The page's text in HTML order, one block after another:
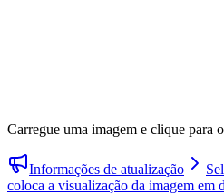
Carregue uma imagem e clique para
Informações de atualização
coloca a visualização da imagem em